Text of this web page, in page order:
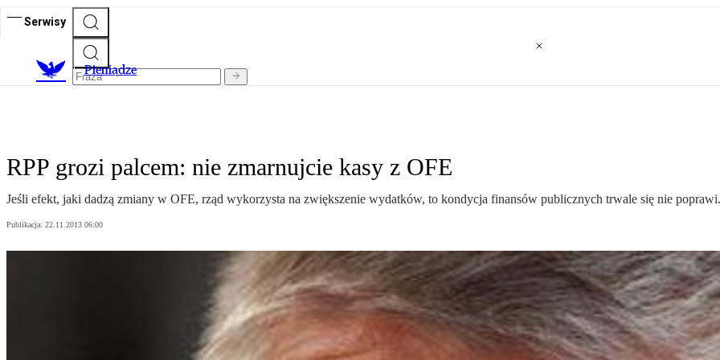
Serwisy
Pieniądze
RPP grozi palcem: nie zmarnujcie kasy z OFE
Jeśli efekt, jaki dadzą zmiany w OFE, rząd wykorzysta na zwiększenie wydatków, to kondycja finansów publicznych trwale się nie poprawi.
Publikacja: 22.11.2013 06:00